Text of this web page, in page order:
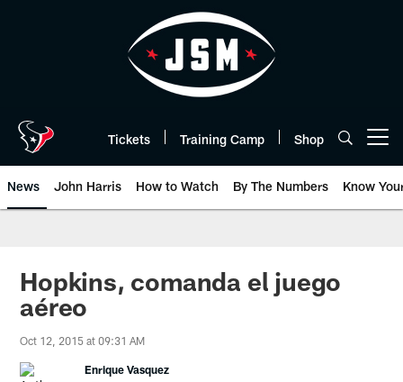
Tickets Training Camp Shop
News John Harris How to Watch By The Numbers Know
Hopkins, comanda el juego
aéreo
Oct 12, 2015 at 09:31 AM
Enrique Vasquez